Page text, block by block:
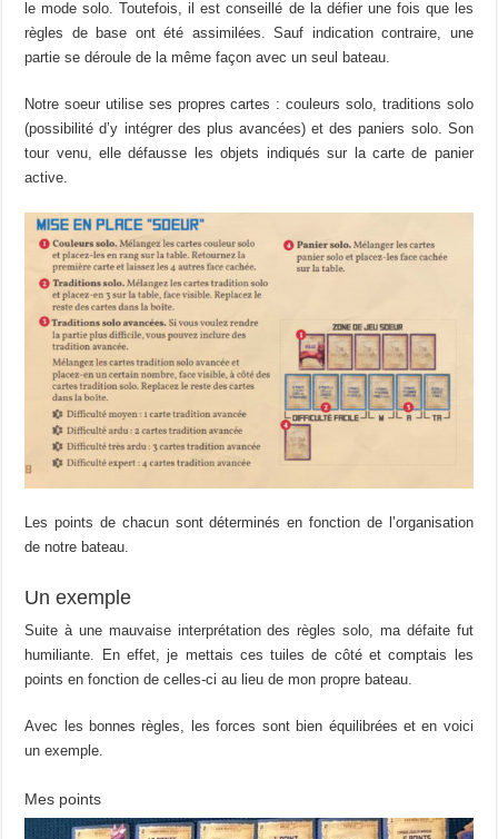
le mode solo. Toutefois, il est conseillé de la défier une fois que les
règles de base ont été assimilées. Sauf indication contraire, une
partie se déroule de la même façon avec un seul bateau.
Notre soeur utilise ses propres cartes : couleurs solo, traditions solo
(possibilité d’y intégrer des plus avancées) et des paniers solo. Son
tour venu, elle défausse les objets indiqués sur la carte de panier
active.
Les points de chacun sont déterminés en fonction de l’organisation
de notre bateau.
Un exemple
Suite à une mauvaise interprétation des règles solo, ma défaite fut
humiliante. En effet, je mettais ces tuiles de côté et comptais les
points en fonction de celles-ci au lieu de mon propre bateau.
Avec les bonnes règles, les forces sont bien équilibrées et en voici
un exemple.
Mes points